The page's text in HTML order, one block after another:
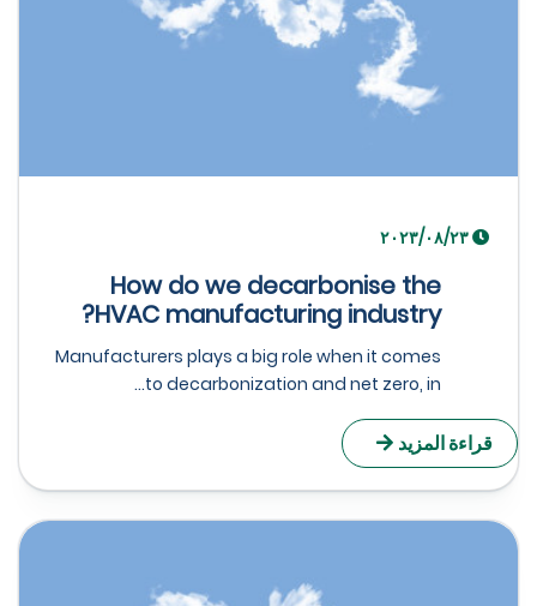
How do we decarbonise the
HVAC manufacturing industry?
Manufacturers plays a big role when it comes
to decarbonization and net zero, in...
قراءة المزيد